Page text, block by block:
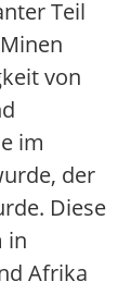
Teil
von
im
der
Diese
in
Afrika